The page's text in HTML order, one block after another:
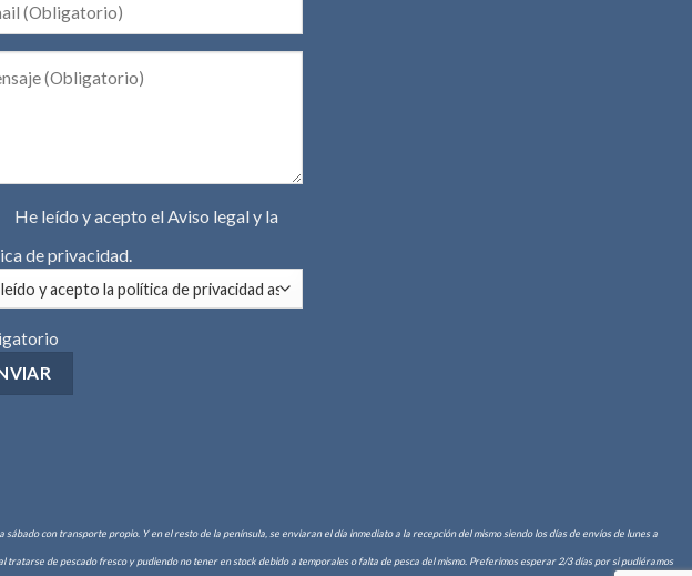
He leído y acepto el Aviso legaly la
de privacidad
con transporte propio. Y en el resto de la península, se enviaran el día inmediato a la recepción del mismo siendo los días de envíos de lunes a
de pescado fresco y pudiendo no tener en stock debido a temporales o falta de pesca del mismo. Preferimos esperar 2/3 días por si pudiéramos